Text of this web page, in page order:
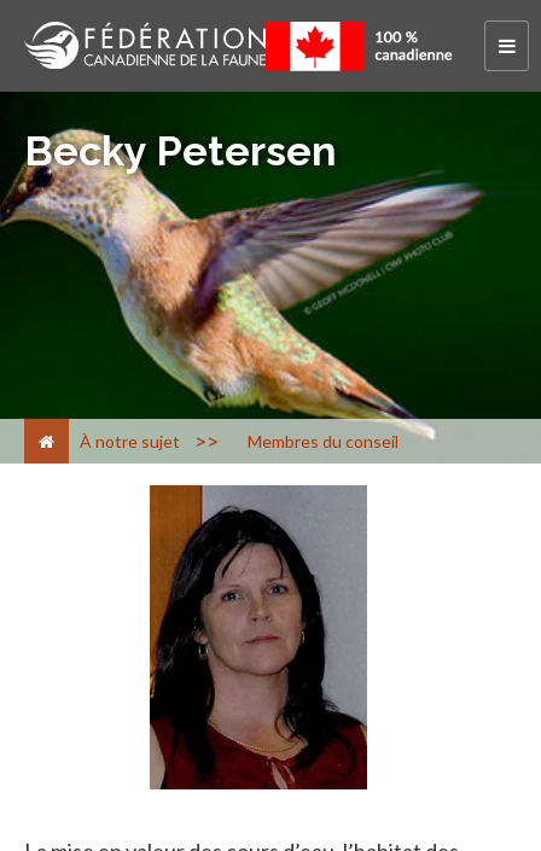
Becky Petersen
À notre sujet > Membres du conseil